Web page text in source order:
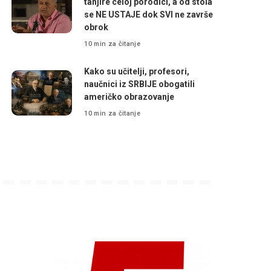
tanjire celoj porodici, a od stola
se NE USTAJE dok SVI ne završe
obrok
10 min za čitanje
Kako su učitelji, profesori,
naučnici iz SRBIJE obogatili
američko obrazovanje
10 min za čitanje